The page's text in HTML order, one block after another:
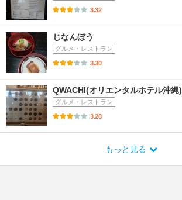
3.32
じなんぼう
グルメ・レストラン
3.30
QWACHI(オリエンタルホテル沖縄)
グルメ・レストラン
3.28
もっと見る